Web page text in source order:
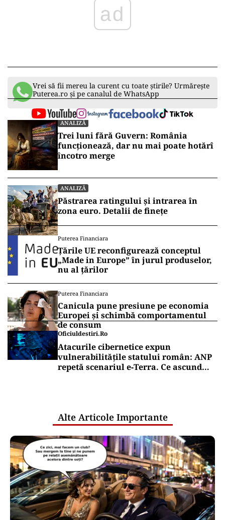
ad
Vrei să fii mereu la curent cu toate știrile? Urmărește
Puterea.ro și pe canalul de WhatsApp
ANALIZĂ
Trei luni fără Guvern: România
funcționează, dar nu mai poate hotărî
încotro merge
ANALIZĂ
Păstrarea ratingului și intrarea în
zona euro. Detalii de finețe
Puterea Financiara
Țările UE reconfigurează conceptul
„Made in Europe” în jurul produselor,
nu al țărilor
Puterea Financiara
Canicula pune presiune pe economia
Europei și schimbă comportamentul
de consum
Oficiuldestiri.ro
Atacurile cibernetice expun
vulnerabilitățile statului român: ANP
repetă scenariul e‑Terra. Ce ascund
Alte Articole Importante